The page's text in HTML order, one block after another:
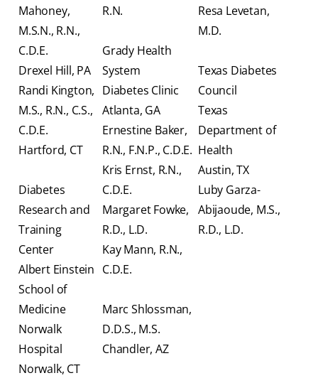
Mahoney,
M.S.N., R.N.,
C.D.E.
Drexel Hill, PA
Randi Kington,
M.S., R.N., C.S.,
C.D.E.
Hartford, CT
Diabetes
Research and
Training
Center
Albert Einstein
School of
Medicine
Norwalk
Hospital
Norwalk, CT
R.N.
Grady Health
System
Diabetes Clinic
Atlanta, GA
Ernestine Baker,
R.N., F.N.P., C.D.E.
Kris Ernst, R.N.,
C.D.E.
Margaret Fowke,
R.D., L.D.
Kay Mann, R.N.,
C.D.E.
Marc Shlossman,
D.D.S., M.S.
Chandler, AZ
Resa Levetan,
M.D.
Texas Diabetes
Council
Texas
Department of
Health
Austin, TX
Luby Garza-
Abijaoude, M.S.,
R.D., L.D.